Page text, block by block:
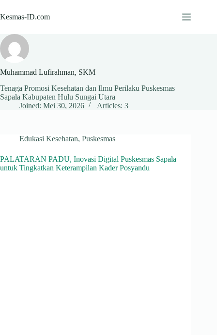
to
content
Kesmas-ID.com
Muhammad Lufirahman, SKM
Tenaga Promosi Kesehatan dan Ilmu Perilaku Puskesmas
Sapala Kabupaten Hulu Sungai Utara
Joined: Mei 30, 2026
Articles: 3
Edukasi Kesehatan, Puskesmas
PALATARAN PADU, Inovasi Digital Puskesmas Sapala
untuk Tingkatkan Keterampilan Kader Posyandu